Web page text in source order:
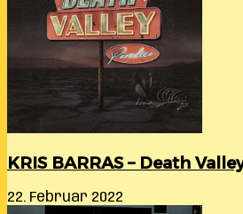
KRIS BARRAS – Death
22. Februar 2022